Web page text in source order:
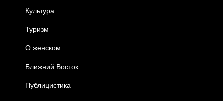
Культура
Туризм
О женском
Ближний Восток
Публицистика